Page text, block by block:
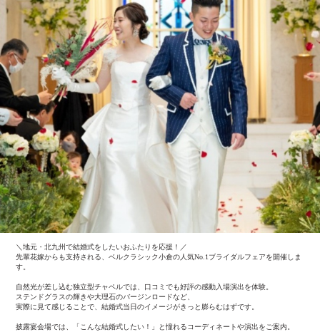
＼地元・北九州で結婚式をしたいおふたりを応援！／
先輩花嫁からも支持される、ベルクラシック小倉の人気No.1ブライダルフェアを開催しま
す。
自然光が差し込む独立型チャペルでは、口コミでも好評の感動入場演出を体験。
ステンドグラスの輝きや大理石のバージンロードなど、
実際に見て感じることで、結婚式当日のイメージがきっと膨らむはずです。
披露宴会場では、「こんな結婚式したい！」と憧れるコーディネートや演出をご案内。